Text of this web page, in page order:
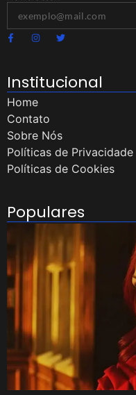
Institucional
Home
Contato
Sobre Nós
Políticas de Privacidade
Políticas de Cookies
Populares